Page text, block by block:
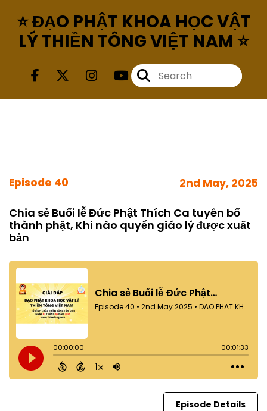
⭐ ĐẠO PHẬT KHOA HỌC VẬT
LÝ THIỀN TÔNG VIỆT NAM ⭐
Episode 40 2nd May, 2025
Chia sẻ Buổi lễ Đức Phật Thích Ca tuyên bố
thành phật, Khi nào quyển giáo lý được xuất
bản
Episode Details